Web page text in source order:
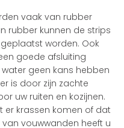
vaak van rubber
rubber kunnen de strips
worden. Ook
goede afsluiting
geen kans hebben
is door zijn zachte
uw ruiten en kozijnen.
er krassen komen of dat
vouwwanden heeft u